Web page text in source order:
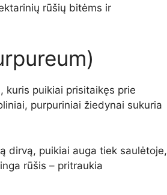
rūšių bitėms ir
kuris puikiai prisitaikęs prie
purpuriniai žiedynai sukuria
dirvą, puikiai auga tiek saulėtoje,
rūšis – pritraukia